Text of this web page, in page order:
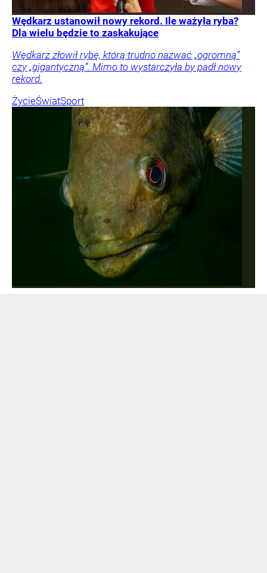
Wędkarz ustanowił nowy rekord. Ile ważyła ryba?
Dla wielu będzie to zaskakujące
Wędkarz złowił rybę, którą trudno nazwać „ogromną”
czy „gigantyczną”. Mimo to wystarczyła by padł nowy
rekord.
ŻycieŚwiatSport